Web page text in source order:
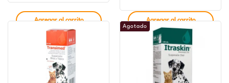
Agregar al carrito Agregar al carrito
Agotado